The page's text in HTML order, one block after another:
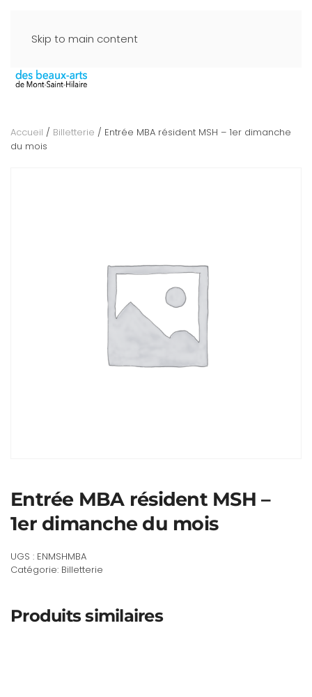
Skip to main content
Accueil / Billetterie / Entrée MBA résident MSH – 1er dimanche
du mois
Entrée MBA résident MSH –
1er dimanche du mois
UGS : ENMSHMBA
Catégorie: Billetterie
Produits similaires